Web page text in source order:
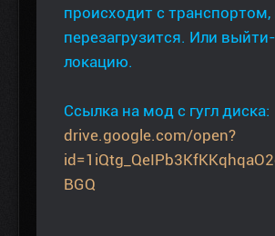
происходит с транспортом,
перезагрузится. Или
локацию.
Ссылка на мод с гугл диска:
drive.google.com/open?
BGQ